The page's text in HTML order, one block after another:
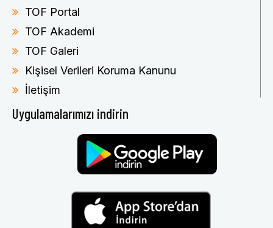
TOF Portal
TOF Akademi
TOF Galeri
Kişisel Verileri Koruma Kanunu
İletişim
Uygulamalarımızı indirin